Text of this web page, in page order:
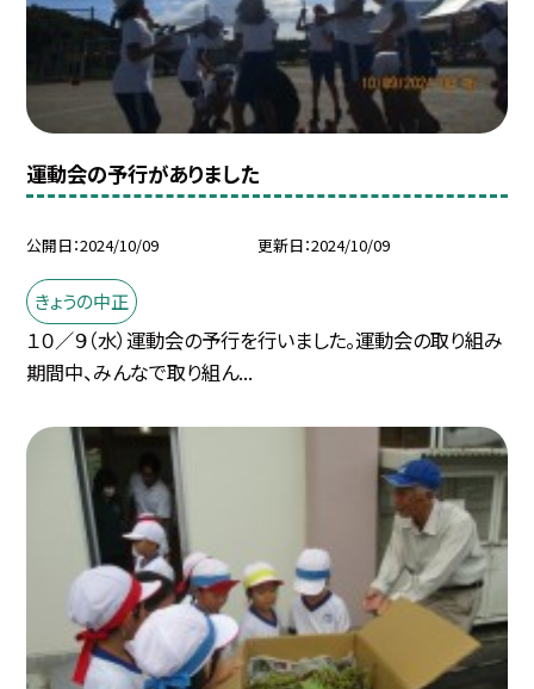
運動会の予行がありました
公開日 2024/10/09 更新日 2024/10/09
きょうの中正
１０／９（水）運動会の予行を行いました。運動会の取り組み
期間中、みんなで取り組ん...